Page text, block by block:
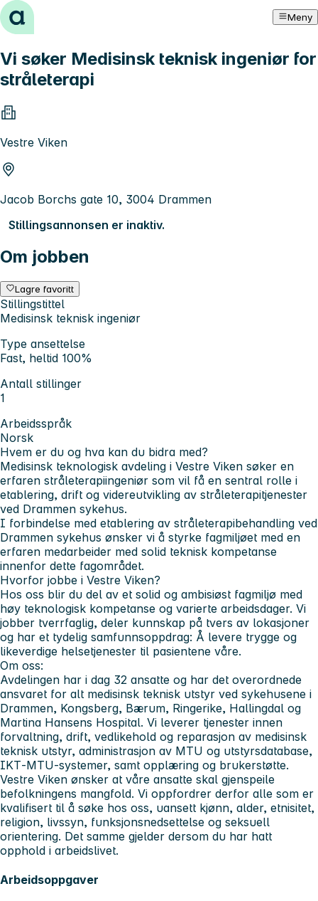
Hopp til innhold Meny
Vi søker Medisinsk teknisk ingeniør for
stråleterapi
Vestre Viken
Jacob Borchs gate 10, 3004 Drammen
Stillingsannonsen er inaktiv.
Om jobben
Lagre favoritt
Stillingstittel
Medisinsk teknisk ingeniør
Type ansettelse
Fast, heltid 100%
Antall stillinger
1
Arbeidsspråk
Norsk
Hvem er du og hva kan du bidra med?
Medisinsk teknologisk avdeling i Vestre Viken søker en
erfaren stråleterapiingeniør som vil få en sentral rolle i
etablering, drift og videreutvikling av stråleterapitjenester
ved Drammen sykehus.
I forbindelse med etablering av stråleterapibehandling ved
Drammen sykehus ønsker vi å styrke fagmiljøet med en
erfaren medarbeider med solid teknisk kompetanse
innenfor dette fagområdet.
Hvorfor jobbe i Vestre Viken?
Hos oss blir du del av et solid og ambisiøst fagmiljø med
høy teknologisk kompetanse og varierte arbeidsdager. Vi
jobber tverrfaglig, deler kunnskap på tvers av lokasjoner
og har et tydelig samfunnsoppdrag: Å levere trygge og
likeverdige helsetjenester til pasientene våre.
Om oss:
Avdelingen har i dag 32 ansatte og har det overordnede
ansvaret for alt medisinsk teknisk utstyr ved sykehusene i
Drammen, Kongsberg, Bærum, Ringerike, Hallingdal og
Martina Hansens Hospital. Vi leverer tjenester innen
forvaltning, drift, vedlikehold og reparasjon av medisinsk
teknisk utstyr, administrasjon av MTU og utstyrsdatabase,
IKT‑MTU‑systemer, samt opplæring og brukerstøtte.
Vestre Viken ønsker at våre ansatte skal gjenspeile
befolkningens mangfold. Vi oppfordrer derfor alle som er
kvalifisert til å søke hos oss, uansett kjønn, alder, etnisitet,
religion, livssyn, funksjonsnedsettelse og seksuell
orientering. Det samme gjelder dersom du har hatt
opphold i arbeidslivet.
Arbeidsoppgaver